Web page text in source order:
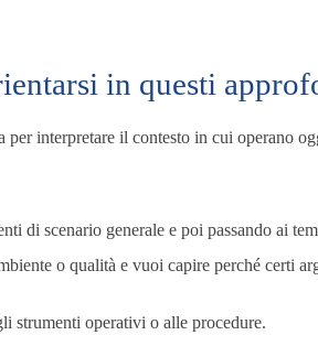
in questi
interpretare il contesto in cui operano
di scenario generale e poi passando ai
o qualità e vuoi capire perché certi
strumenti operativi o alle procedure.